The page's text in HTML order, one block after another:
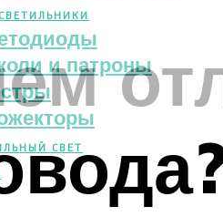
и патроны
СВЕТ